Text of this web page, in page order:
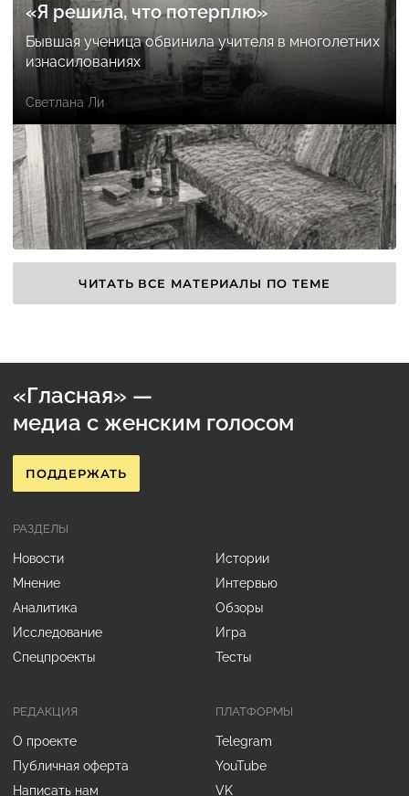
«Я решила, что потерплю»
Бывшая ученица обвинила учителя в многолетних
изнасилованиях
Светлана Ли
ЧИТАТЬ ВСЕ МАТЕРИАЛЫ ПО ТЕМЕ
«Гласная» —
медиа с женским голосом
ПОДДЕРЖАТЬ
РЕДАКЦИЯ
О проекте
Публичная оферта
Написать нам
РАЗДЕЛЫ
Новости
Истории
Мнение
Интервью
Аналитика
Обзоры
Исследование
Игра
Спецпроекты
Тесты
ПЛАТФОРМЫ
Telegram
YouTube
VK